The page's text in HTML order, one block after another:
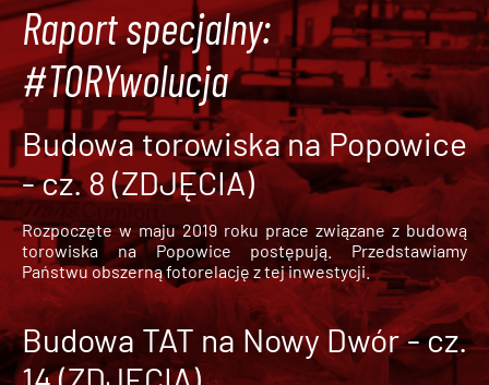
Raport specjalny:
#TORYwolucja
Budowa torowiska na Popowice
- cz. 8 (ZDJĘCIA)
Rozpoczęte w maju 2019 roku prace związane z budową
torowiska na Popowice
postępują. Przedstawiamy
Państwu obszerną fotorelację z tej inwestycji.
Budowa TAT na Nowy Dwór - cz.